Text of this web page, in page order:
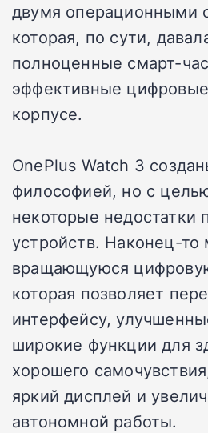
двумя операционными
которая, по сути,
полноценные смарт-
эффективные
корпусе.
OnePlus Watch 3
философией, но с
некоторые недостатки
устройств. Наконец-
вращающуюся
которая позволяет
интерфейсу,
широкие функции для
хорошего
яркий дисплей и
автономной работы.